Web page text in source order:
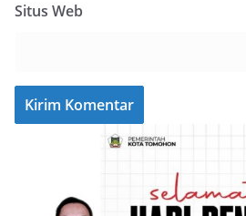
Situs Web